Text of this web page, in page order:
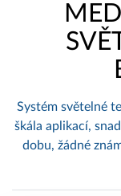
Systém světelné
škála aplikací,
dobu, žádné